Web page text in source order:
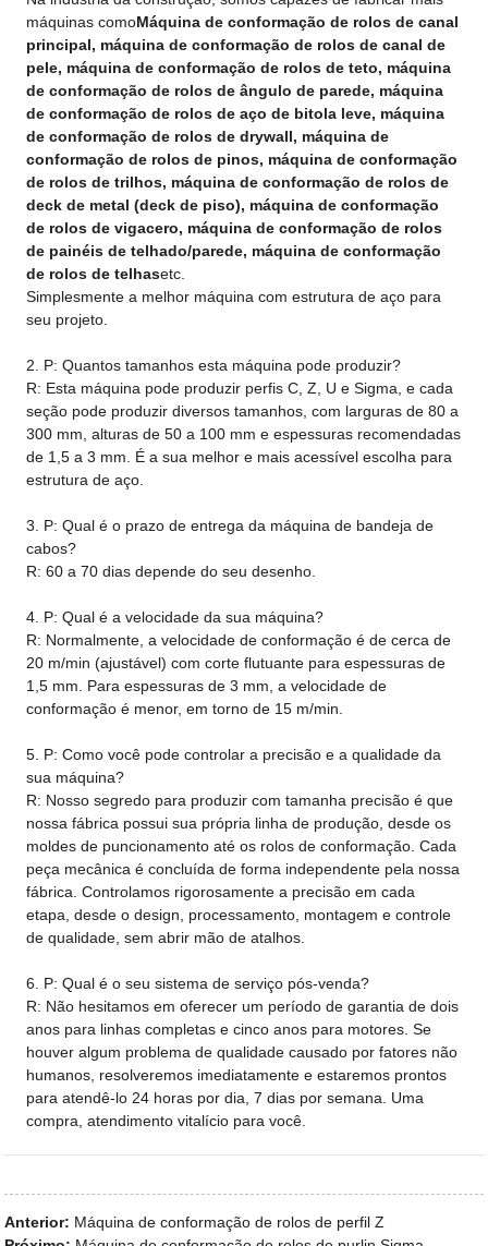
máquinas comoMáquina de conformação de rolos de canal
principal, máquina de conformação de rolos de canal de
pele, máquina de conformação de rolos de teto, máquina
de conformação de rolos de ângulo de parede, máquina
de conformação de rolos de aço de bitola leve, máquina
de conformação de rolos de drywall, máquina de
conformação de rolos de pinos, máquina de conformação
de rolos de trilhos, máquina de conformação de rolos de
deck de metal (deck de piso), máquina de conformação
de rolos de vigacero, máquina de conformação de rolos
de painéis de telhado/parede, máquina de conformação
de rolos de telhasetc.
Simplesmente a melhor máquina com estrutura de aço para
seu projeto.
2. P: Quantos tamanhos esta máquina pode produzir?
R: Esta máquina pode produzir perfis C, Z, U e Sigma, e cada
seção pode produzir diversos tamanhos, com larguras de 80 a
300 mm, alturas de 50 a 100 mm e espessuras recomendadas
de 1,5 a 3 mm. É a sua melhor e mais acessível escolha para
estrutura de aço.
3. P: Qual é o prazo de entrega da máquina de bandeja de
cabos?
R: 60 a 70 dias depende do seu desenho.
4. P: Qual é a velocidade da sua máquina?
R: Normalmente, a velocidade de conformação é de cerca de
20 m/min (ajustável) com corte flutuante para espessuras de
1,5 mm. Para espessuras de 3 mm, a velocidade de
conformação é menor, em torno de 15 m/min.
5. P: Como você pode controlar a precisão e a qualidade da
sua máquina?
R: Nosso segredo para produzir com tamanha precisão é que
nossa fábrica possui sua própria linha de produção, desde os
moldes de puncionamento até os rolos de conformação. Cada
peça mecânica é concluída de forma independente pela nossa
fábrica. Controlamos rigorosamente a precisão em cada
etapa, desde o design, processamento, montagem e controle
de qualidade, sem abrir mão de atalhos.
6. P: Qual é o seu sistema de serviço pós-venda?
R: Não hesitamos em oferecer um período de garantia de dois
anos para linhas completas e cinco anos para motores. Se
houver algum problema de qualidade causado por fatores não
humanos, resolveremos imediatamente e estaremos prontos
para atendê-lo 24 horas por dia, 7 dias por semana. Uma
compra, atendimento vitalício para você.
Anterior: Máquina de conformação de rolos de perfil Z